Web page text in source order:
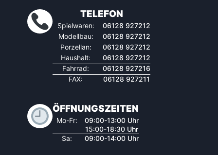
TELEFON
Spielwaren:
06128 927212
Modellbau:
06128 927212
Porzellan:
06128 927212
Haushalt:
06128 927212
Fahrrad:
06128 927216
FAX:
06128 927211
ÖFFNUNGSZEITEN
Mo-Fr:
09:00-13:00 Uhr
15:00-18:30 Uhr
Sa:
09:00-14:00 Uhr